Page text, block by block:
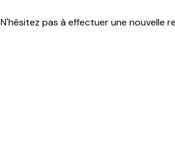
N'hésitez pas à effectuer une nouvelle